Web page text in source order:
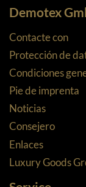
Demotex
Contacte con
Protección de
Condiciones
Pie de imprenta
Noticias
Consejero
Enlaces
Luxury Goods